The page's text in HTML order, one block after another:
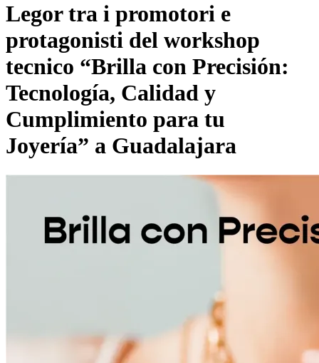
Legor tra i promotori e
protagonisti del workshop
tecnico “Brilla con Precisión:
Tecnología, Calidad y
Cumplimiento para tu
Joyería” a Guadalajara